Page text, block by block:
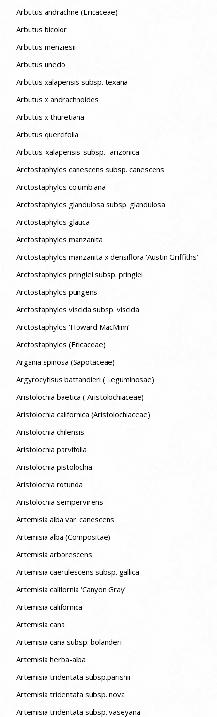
Arbutus andrachne (Ericaceae)
Arbutus bicolor
Arbutus menziesii
Arbutus unedo
Arbutus xalapensis subsp. texana
Arbutus x andrachnoides
Arbutus x thuretiana
Arbutus quercifolia
Arbutus-xalapensis-subsp. -arizonica
Arctostaphylos canescens subsp. canescens
Arctostaphylos columbiana
Arctostaphylos glandulosa subsp. glandulosa
Arctostaphylos glauca
Arctostaphylos manzanita
Arctostaphylos manzanita x densiflora ‘Austin Griffiths’
Arctostaphylos pringlei subsp. pringlei
Arctostaphylos pungens
Arctostaphylos viscida subsp. viscida
Arctostaphylos ‘Howard MacMinn’
Arctostaphylos (Ericaceae)
Argania spinosa (Sapotaceae)
Argyrocytisus battandieri ( Leguminosae)
Aristolochia baetica ( Aristolochiaceae)
Aristolochia californica (Aristolochiaceae)
Aristolochia chilensis
Aristolochia parvifolia
Aristolochia pistolochia
Aristolochia rotunda
Aristolochia sempervirens
Artemisia alba var. canescens
Artemisia alba (Compositae)
Artemisia arborescens
Artemisia caerulescens subsp. gallica
Artemisia california ‘Canyon Gray’
Artemisia californica
Artemisia cana
Artemisia cana subsp. bolanderi
Artemisia herba-alba
Artemisia tridentata subsp.parishii
Artemisia tridentata subsp. nova
Artemisia tridentata subsp. vaseyana